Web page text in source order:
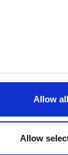
Allow all
Allow
لدروس
لتسليط الضوء